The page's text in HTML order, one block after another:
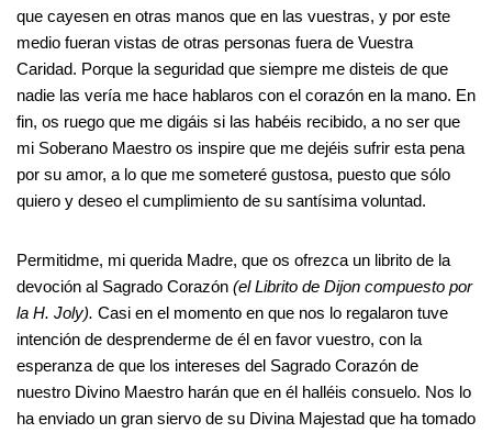
que cayesen en otras manos que en las vuestras, y por este
medio fueran vistas de otras personas fuera de Vuestra
Caridad. Porque la seguridad que siempre me disteis de que
nadie las vería me hace hablaros con el corazón en la mano. En
fin, os ruego que me digáis si las habéis recibido, a no ser que
mi Soberano Maestro os inspire que me dejéis sufrir esta pena
por su amor, a lo que me someteré gustosa, puesto que sólo
quiero y deseo el cumplimiento de su santísima voluntad.
Permitidme, mi querida Madre, que os ofrezca un librito de la
devoción al Sagrado Corazón (el Librito de Dijon compuesto por
la H. Joly). Casi en el momento en que nos lo regalaron tuve
intención de desprenderme de él en favor vuestro, con la
esperanza de que los intereses del Sagrado Corazón de
nuestro Divino Maestro harán que en él halléis consuelo. Nos lo
ha enviado un gran siervo de su Divina Majestad que ha tomado